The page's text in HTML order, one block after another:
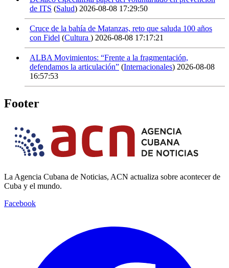
de ITS (Salud) 2026-08-08 17:29:50
Cruce de la bahía de Matanzas, reto que saluda 100 años
con Fidel (Cultura ) 2026-08-08 17:17:21
ALBA Movimientos: “Frente a la fragmentación,
defendamos la articulación” (Internacionales) 2026-08-08
16:57:53
Footer
La Agencia Cubana de Noticias, ACN actualiza sobre acontecer de
Cuba y el mundo.
Facebook